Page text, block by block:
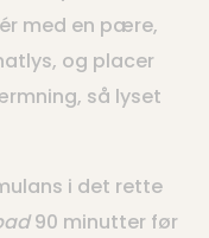
med en pære,
og placer
så lyset
i det rette
90 minutter før